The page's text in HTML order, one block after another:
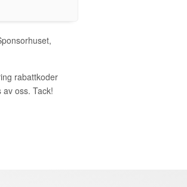
rabattkoder
oss. Tack!